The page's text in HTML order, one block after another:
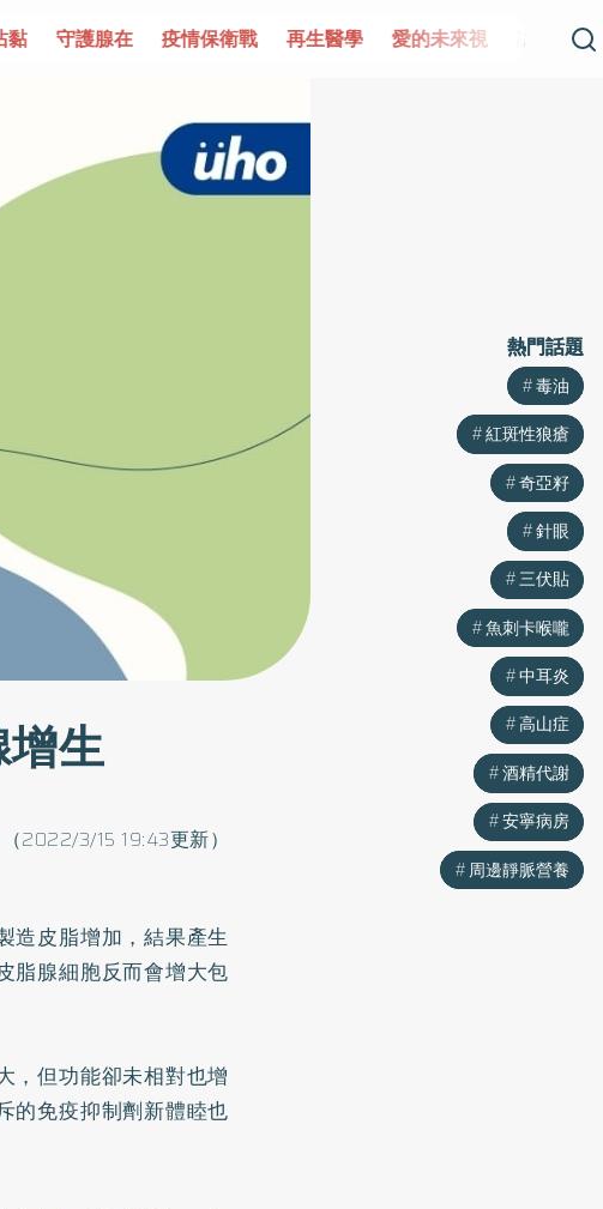
黏 守護腺在 疫情保衛戰 再生醫學 愛的未來視 認識攝護
生
2022/3/15 19:43更新）
造皮脂增加，結果產生
脂腺細胞反而會增大包
，但功能卻未相對也增
的免疫抑制劑新體睦也
熱門話題
毒油
紅斑性狼瘡
奇亞籽
針眼
三伏貼
魚刺卡喉嚨
中耳炎
高山症
酒精代謝
安寧病房
周邊靜脈營養
熱門話題
毒油
紅斑性狼瘡
奇亞籽
針眼
三伏貼
魚刺卡喉嚨
中耳炎
高山症
酒精代謝
安寧病房
周邊靜脈營養